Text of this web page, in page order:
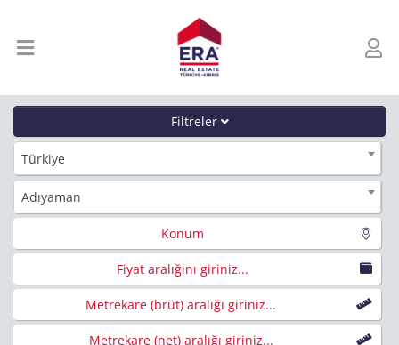
Filtreler
Türkiye
Adıyaman
Konum
Fiyat aralığını giriniz...
Metrekare (brüt) aralığı giriniz...
Metrekare (net) aralığı giriniz...